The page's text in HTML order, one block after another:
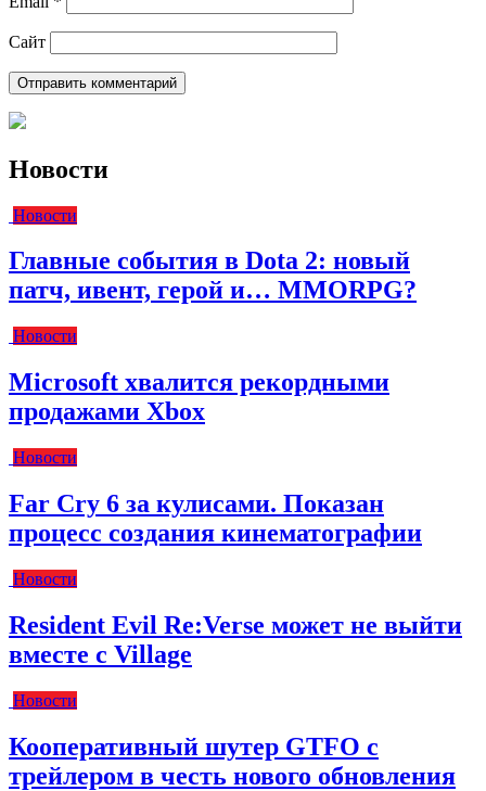
Сайт
Новости
Новости
Главные события в Dota 2: новый
патч, ивент, герой и… MMORPG?
Новости
Microsoft хвалится рекордными
продажами Xbox
Новости
Far Cry 6 за кулисами. Показан
процесс создания кинематографии
Новости
Resident Evil Re:Verse может не выйти
вместе с Village
Новости
Кооперативный шутер GTFO с
трейлером в честь нового обновления